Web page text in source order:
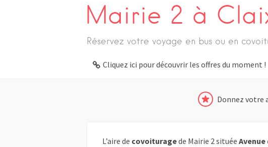
Mairie 2 à
Réservez votre voyage en bus ou en
Cliquez ici pour découvrir les offres du moment !
Donnez votre
L’aire de covoituragede Mairie 2 située Avenue